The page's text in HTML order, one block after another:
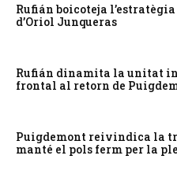
Rufián boicoteja
d’Oriol Junqueras
Rufián dinamita la unitat
frontal al retorn de
Puigdemont reivindica la
manté el pols ferm per la